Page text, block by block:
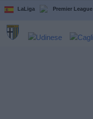
LaLiga Premier League